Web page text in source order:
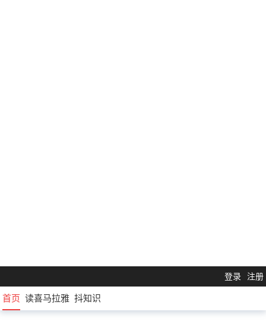
登录 注册
首页 读喜马拉雅 抖知识